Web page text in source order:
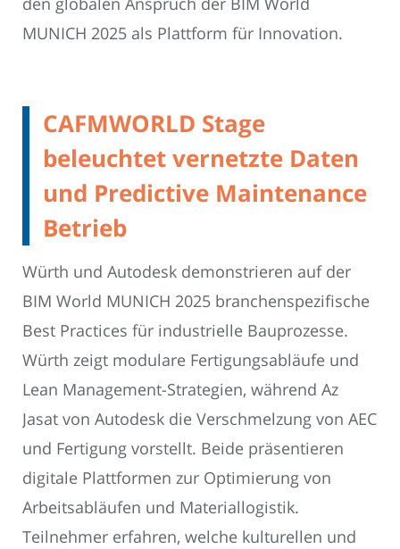
MUNICH 2025 als Plattform für Innovation.
CAFMWORLD Stage
beleuchtet vernetzte Daten
und Predictive Maintenance
Betrieb
Würth und Autodesk demonstrieren auf der
BIM World MUNICH 2025 branchenspezifische
Best Practices für industrielle Bauprozesse.
Würth zeigt modulare Fertigungsabläufe und
Lean Management-Strategien, während Az
Jasat von Autodesk die Verschmelzung von AEC
und Fertigung vorstellt. Beide präsentieren
digitale Plattformen zur Optimierung von
Arbeitsabläufen und Materiallogistik.
Teilnehmer erfahren, welche kulturellen und